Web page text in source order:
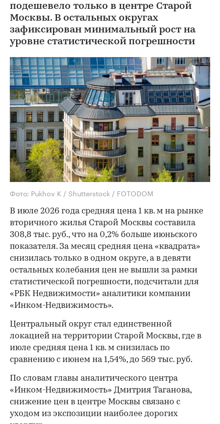
подешевело только в центре Старой
Москвы. В остальных округах
зафиксирован минимальный рост на
уровне статистической погрешности
Фото: Pukhov K / Shutterstock / FOTODOM
В июле 2026 года средняя цена 1 кв. м на рынке
вторичного жилья Старой Москвы составила
308,8 тыс. руб., что на 0,2% больше июньского
показателя. За месяц средняя цена «квадрата»
снизилась только в одном округе, а в девяти
остальных колебания цен не вышли за рамки
статистической погрешности, подсчитали для
«РБК Недвижимости» аналитики компании
«Инком-Недвижимость».
Центральный округ стал единственной
локацией на территории Старой Москвы, где в
июле средняя цена 1 кв. м снизилась по
сравнению с июнем на 1,54%, до 569 тыс. руб.
По словам главы аналитического центра
«Инком-Недвижимость» Дмитрия Таганова,
снижение цен в центре Москвы связано с
уходом из экспозиции наиболее дорогих